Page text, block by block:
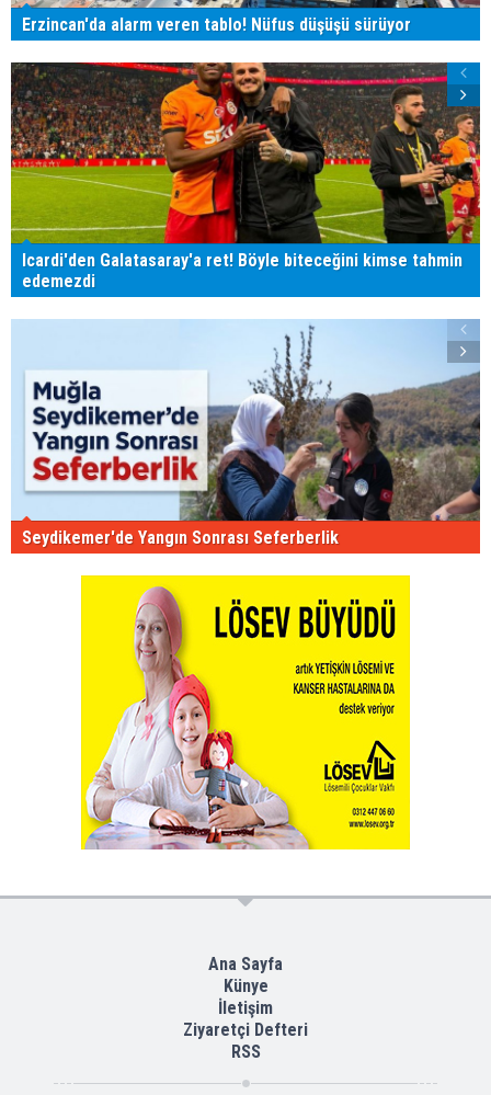
Erzincan'da alarm veren tablo! Nüfus düşüşü sürüyor
Icardi'den Galatasaray'a ret! Böyle biteceğini kimse tahmin
edemezdi
Seydikemer'de Yangın Sonrası Seferberlik
Ana Sayfa
Künye
İletişim
Ziyaretçi Defteri
RSS